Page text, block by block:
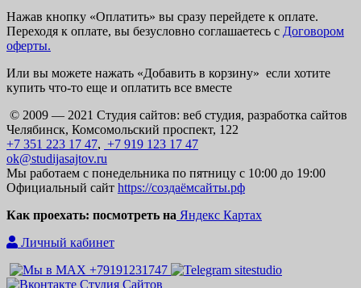
Нажав кнопку «Оплатить» вы сразу перейдете к оплате.
Переходя к оплате, вы безусловно соглашаетесь с Договором
оферты.
Или вы можете нажать «Добавить в корзину» если хотите
купить что-то еще и оплатить все вместе
© 2009 — 2021 Студия сайтов: веб студия, разработка сайтов
Челябинск, Комсомольский проспект, 122
+7 351 223 17 47, +7 919 123 17 47
ok@studijasajtov.ru
Мы работаем с понедельника по пятницу с 10:00 до 19:00
Официальный сайт https://создаёмсайты.рф
Как проехать: посмотреть на Яндекс Картах
Личный кабинет